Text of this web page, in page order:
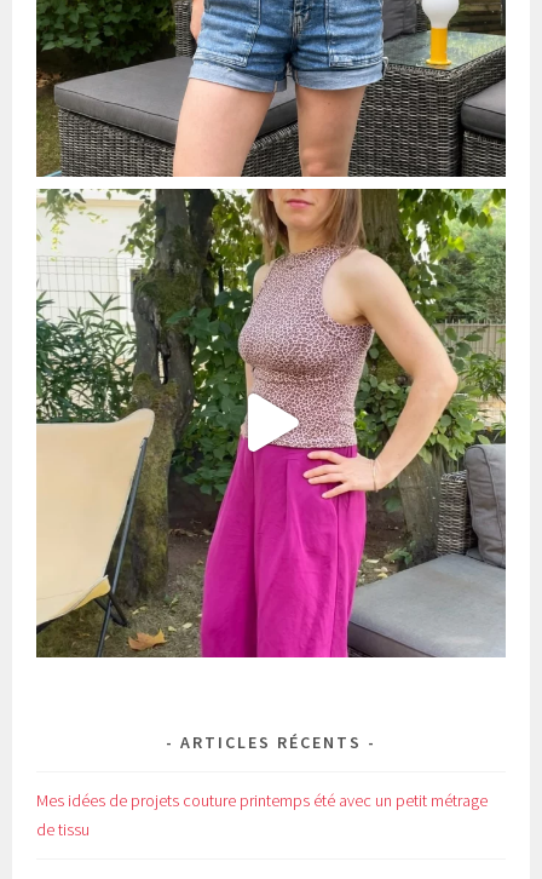
ARTICLES RÉCENTS
Mes idées de projets couture printemps été avec un petit métrage
de tissu